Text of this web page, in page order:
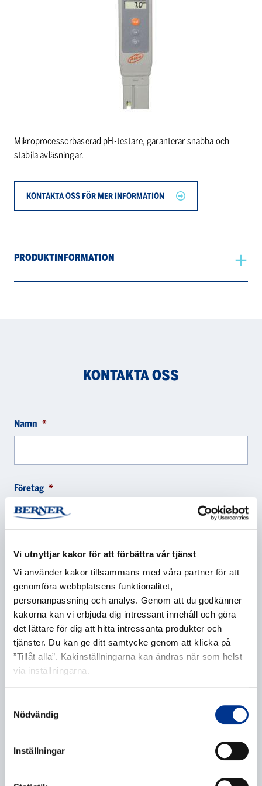
Vi utnyttjar kakor för att förbättra vår tjänst
Vi använder kakor tillsammans med våra partner för att
genomföra webbplatsens funktionalitet,
personanpassning och analys. Genom att du godkänner
kakorna kan vi erbjuda dig intressant innehåll och göra
det lättare för dig att hitta intressanta produkter och
tjänster. Du kan ge ditt samtycke genom att klicka på
”Tillåt alla”. Kakinställningarna kan ändras när som helst
via inställningarna.
Nödvändig
Inställningar
Mikroprocessorbaserad pH-testare, garanterar snabba och
stabila avläsningar.
KONTAKTA OSS FÖR MER INFORMATION
PRODUKTINFORMATION
KONTAKTA OSS
Namn *
Företag *
E-post *
Telefonnummer
Behandling av personuppgifter